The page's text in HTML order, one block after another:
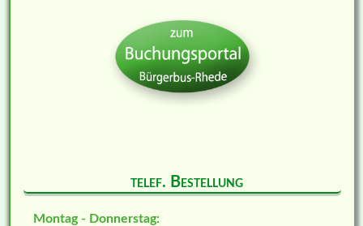
telef. Bestellung
Montag - Donnerstag: